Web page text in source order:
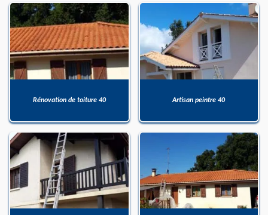
Rénovation de toiture 40 Artisan peintre 40